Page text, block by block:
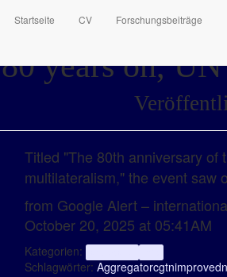
Startseite CV Forschungsbeiträge
80 years on,
Titled "The 80th anniversary of
multilateralism," the event
from Google Alert –
October 20, 2025 at 05:41AM
Kategorien:
Schlagwörter: Aggregatorcgtnimproved